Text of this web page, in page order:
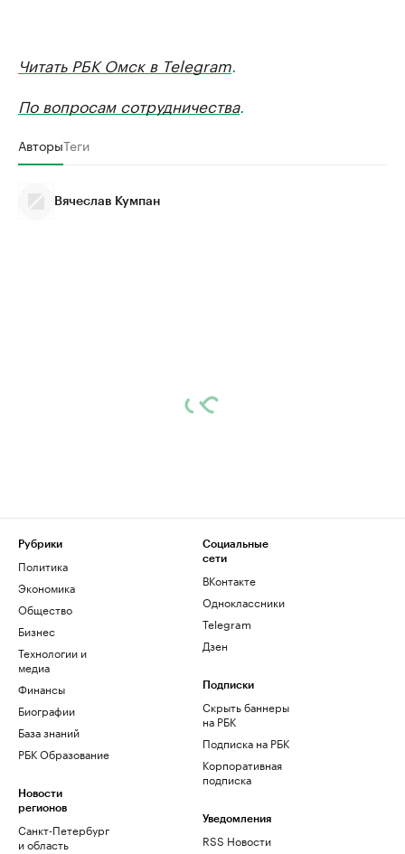
Читать РБК Омск в Telegram.
По вопросам сотрудничества.
АвторыТеги
Вячеслав Кумпан
Рубрики
Политика
Экономика
Общество
Бизнес
Технологии и
медиа
Финансы
Биографии
База знаний
РБК Образование
Новости
регионов
Санкт-Петербург
и область
Социальные
сети
ВКонтакте
Одноклассники
Telegram
Дзен
Подписки
Скрыть баннеры
на РБК
Подписка на РБК
Корпоративная
подписка
Уведомления
RSS Новости